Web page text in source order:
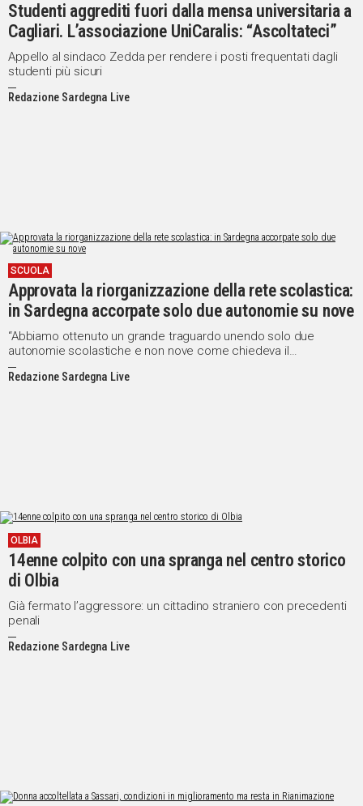
Studenti aggrediti fuori dalla mensa universitaria a
Cagliari. L’associazione UniCaralis: “Ascoltateci”
Appello al sindaco Zedda per rendere i posti frequentati dagli
studenti più sicuri
Redazione Sardegna Live
SCUOLA
Approvata la riorganizzazione della rete scolastica:
in Sardegna accorpate solo due autonomie su nove
“Abbiamo ottenuto un grande traguardo unendo solo due
autonomie scolastiche e non nove come chiedeva il
Ministero” ha sottolineato l’assessora della Pubblica Istruzione,
Ilaria Portas
Redazione Sardegna Live
OLBIA
14enne colpito con una spranga nel centro storico
di Olbia
Già fermato l’aggressore: un cittadino straniero con precedenti
penali
Redazione Sardegna Live